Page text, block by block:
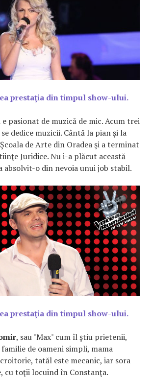
prestaţia din timpul show-ului.
e pasionat de muzică de mic. Acum trei
dedice muzicii. Cântă la pian şi la
de Arte din Oradea şi a terminat
Juridice. Nu i-a plăcut această
absolvit-o din nevoia unui job stabil.
prestaţia din timpul show-ului.
, sau "Max" cum îl ştiu prietenii,
de oameni simpli, mama
tatăl este mecanic, iar sora
cu toţii locuind în Constanţa.